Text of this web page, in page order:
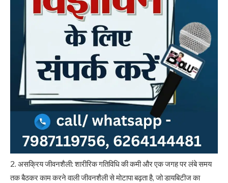
2. असक्रिय जीवनशैली: शारीरिक गतिविधि की कमी और एक जगह पर लंबे समय
तक बैठकर काम करने वाली जीवनशैली से मोटापा बढ़ता है, जो डायबिटीज का